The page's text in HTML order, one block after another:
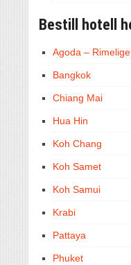
Bestill hotell
Agoda –
Bangkok
Chiang Mai
Hua Hin
Koh Chang
Koh Samet
Koh Samui
Krabi
Pattaya
Phuket